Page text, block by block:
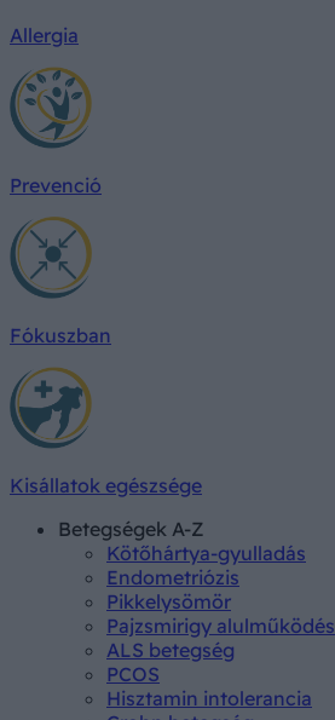
Allergia
Prevenció
Fókuszban
Kisállatok egészsége
Betegségek A-Z
Kötőhártya-gyulladás
Endometriózis
Pikkelysömör
Pajzsmirigy alulműködés
ALS betegség
PCOS
Hisztamin intolerancia